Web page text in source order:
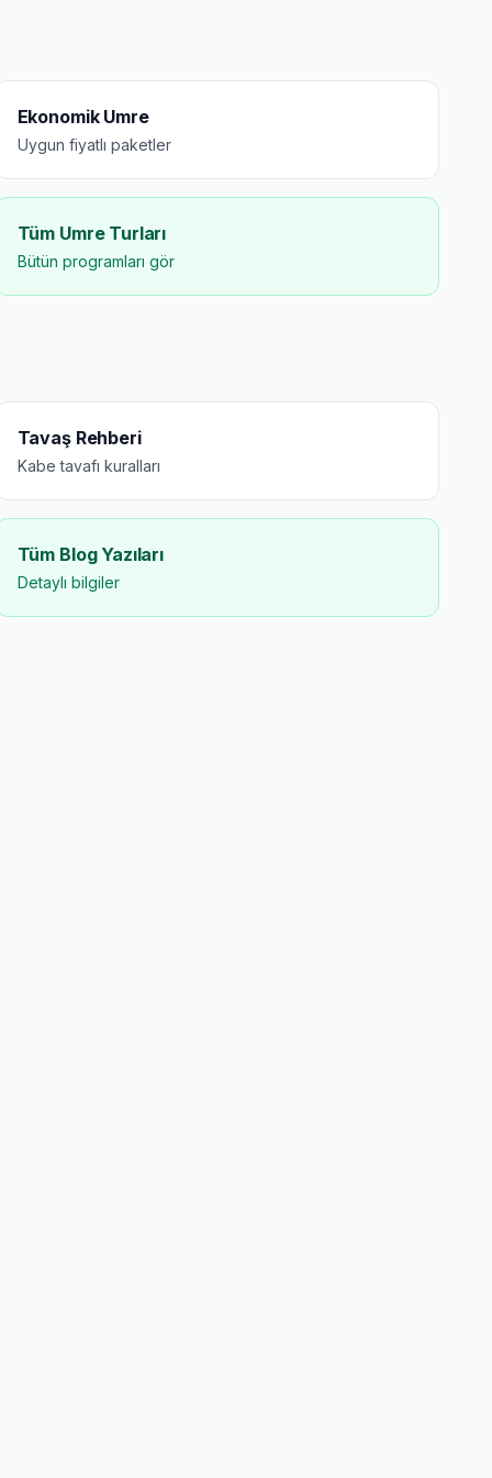
Ekonomik Umre
Uygun fiyatlı paketler
Tüm Umre Turları
Bütün programları gör
Tavaş Rehberi
Kabe tavafı kuralları
Tüm Blog Yazıları
Detaylı bilgiler